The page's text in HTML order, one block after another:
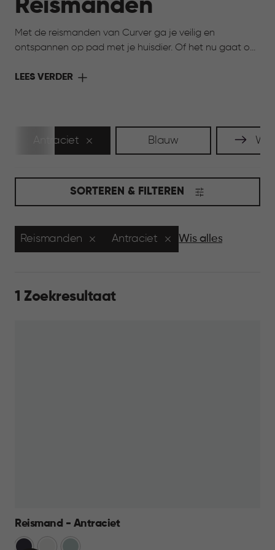
Reismanden
Met de reismanden van Curver ga je veilig en
ontspannen op pad met je huisdier. Of het nu gaat om
reis: een stevige en comfortabele reismand biedt rust
LEES VERDER
Antraciet Blauw Wit
SORTEREN & FILTEREN
Reismanden Antraciet Wis alles
1 Zoekresultaat
Reismand - Antraciet
Cool
Mistig